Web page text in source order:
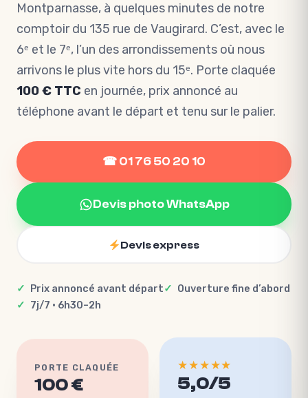
Montparnasse, à quelques minutes de notre
comptoir du 135 rue de Vaugirard. C’est, avec le
6ᵉ et le 7ᵉ, l’un des arrondissements où nous
arrivons le plus vite hors du 15ᵉ. Porte claquée
100 € TTC en journée, prix annoncé au
téléphone avant le départ et tenu sur le palier.
☎ 01 76 50 20 10
Devis photo WhatsApp
Devis express
Prix annoncé avant départ
Ouverture fine d’abord
7j/7 · 6h30–2h
PORTE CLAQUÉE
100 €
★★★★★
5,0/5